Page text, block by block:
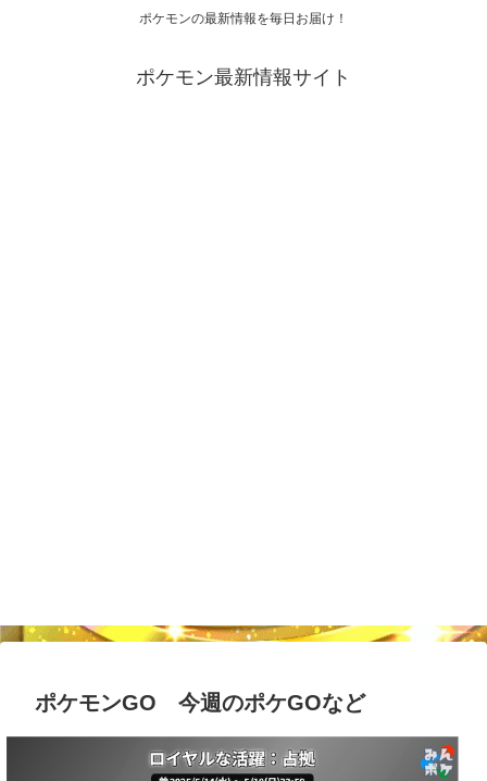
ポケモンの最新情報を毎日お届け！
ポケモン最新情報サイト
ポケモンGO 今週のポケGOなど